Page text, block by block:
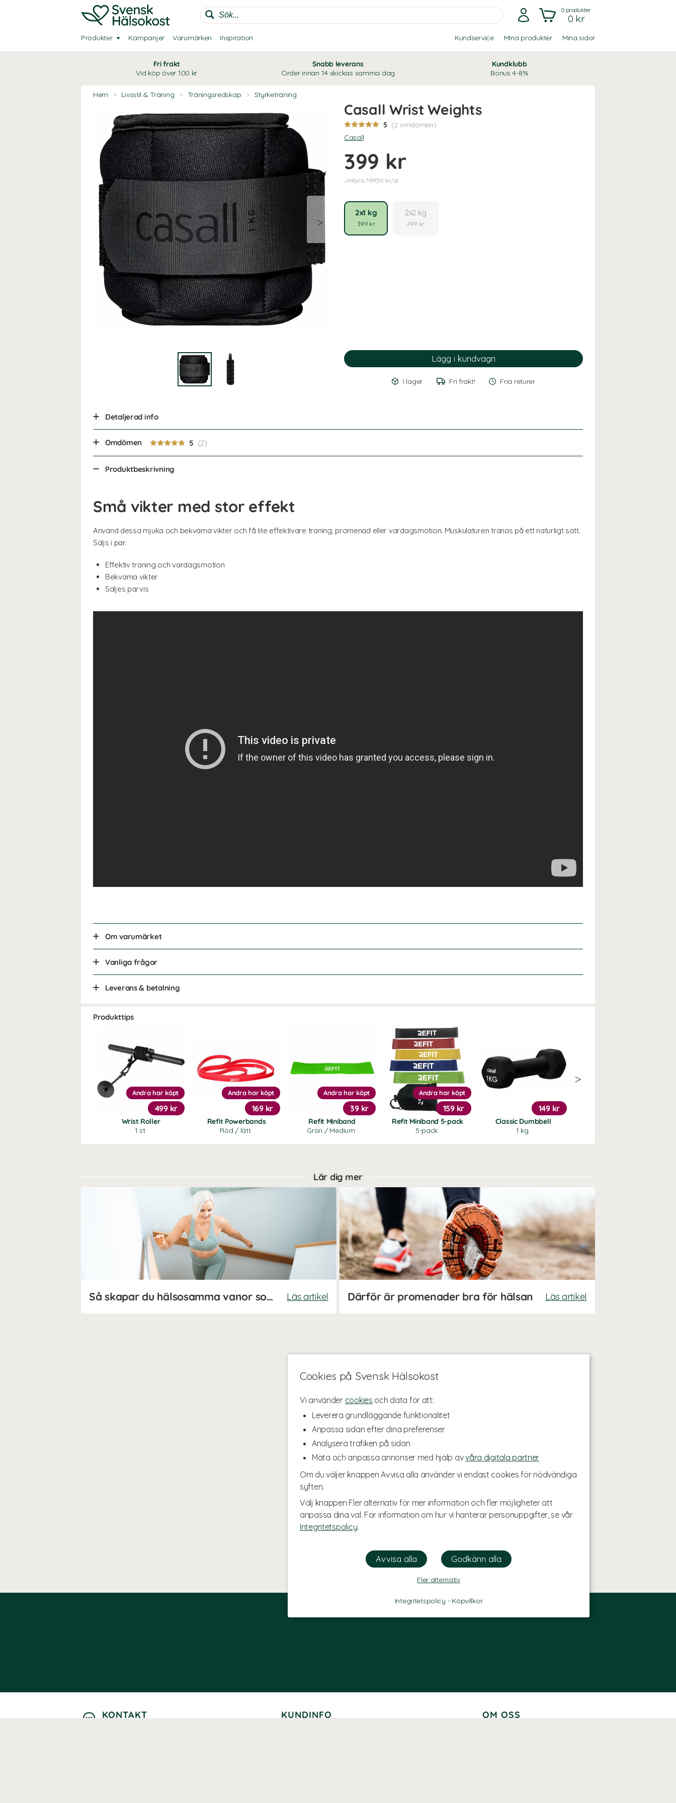
Cookies på Svensk Hälsokost
Vi använder cookies och data för att:
Leverera grundläggande funktionalitet
Anpassa sidan efter dina preferenser
Analysera trafiken på sidan
Mäta och anpassa annonser med hjälp avvåra digitala partner
Om du väljer knappen Avvisa alla använder vi endast cookies för nödvändiga
syften.
Välj knappen Fler alternativ för mer information och fler möjligheter att
anpassa dina val. För information om hur vi hanterar personuppgifter, se vår
Integritetspolicy.
Fler alternativ
Integritetspolicy - Köpvillkor
0produkter
0 kr
Produkter Kampanjer Varumärken Inspiration Kundservice Mina produkter Mina sidor
Fri frakt
Vid köp över 100 kr
Snabb leverans
Order innan 14 skickas samma dag
Kundklubb
Bonus 4-8%
Hem > Livsstil & Träning > Träningsredskap > Styrketräning
Casall Wrist Weights
5 (2 omdömen)
Casall
399 kr
Jmfpris: 199,50 kr/st
2x1 kg
399 kr
2x2 kg
499 kr
I lager Fri frakt! Fria returer
Detaljerad info
Omdömen 5
Produktbeskrivning
Små vikter med stor effekt
Använd dessa mjuka och bekväma vikter och få lite effektivare träning, promenad eller vardagsmotion. Muskulaturen tränas på ett naturligt sätt.
Säljs i par.
Effektiv träning och vardagsmotion
Bekväma vikter
Säljes parvis
Om varumärket
Vanliga frågor
Leverans & betalning
Produkttips
Wrist Roller
1 st
Andra har köpt
499 kr
Refit Powerbands
Röd / lätt
Andra har köpt
169 kr
Refit Miniband
Grön / Medium
Andra har köpt
39 kr
Refit Miniband 5-pack
5-pack
Andra har köpt
159 kr
Classic Dumbbell
1 kg
149 kr
Lär dig mer
Så skapar du hälsosamma vanor som håller Läs artikel Därför är promenader bra för hälsan Läs artikel
KONTAKT KUNDINFO OM OSS